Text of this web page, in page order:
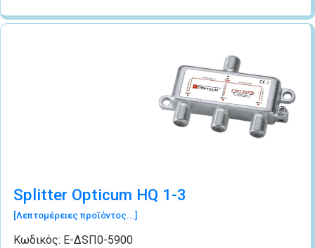
Splitter Opticum HQ 1-3
[Λεπτομέρειες προϊόντος...]
Κωδικός: Ε-ΔSΠ0-5900